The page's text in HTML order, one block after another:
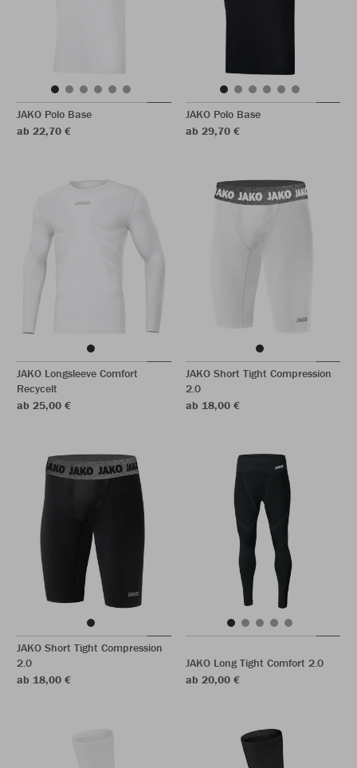
JAKO Polo Base
ab 22,70 €
JAKO Polo Base
ab 29,70 €
JAKO Longsleeve Comfort
Recycelt
ab 25,00 €
JAKO Short Tight Compression
2.0
ab 18,00 €
JAKO Short Tight Compression
2.0
ab 18,00 €
JAKO Long Tight Comfort 2.0
ab 20,00 €